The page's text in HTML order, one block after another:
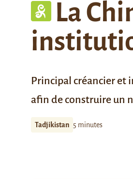
La
Principal créancier et
afin de construire un
Tadjikistan 5 minutes